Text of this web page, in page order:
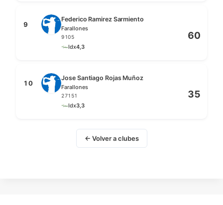
9
Federico Ramirez Sarmiento
Farallones
9105
Idx4,3
60
10
Jose Santiago Rojas Muñoz
Farallones
27151
Idx3,3
35
← Volver a clubes